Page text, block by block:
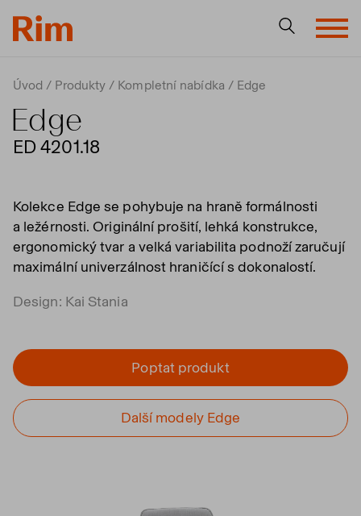
Úvod Produkty Kompletní nabídka Edge
Edge
ED 4201.18
Kolekce Edge se pohybuje na hraně formálnosti
a ležérnosti. Originální prošití, lehká konstrukce,
ergonomický tvar a velká variabilita podnoží zaručují
maximální univerzálnost hraničící s dokonalostí.
Design: Kai Stania
Poptat produkt
Další modely Edge